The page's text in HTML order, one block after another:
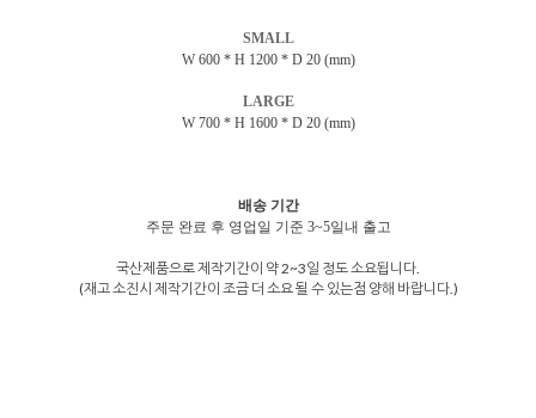
SMALL
W 600 * H 1200 * D 20 (mm)
LARGE
W 700 * H 1600 * D 20 (mm)
배송 기간
주문 완료 후 영업일 기준 3~5일내 출고
국산제품으로 제작기간이 약 2~3일 정도 소요됩니다.
(재고 소진시 제작기간이 조금 더 소요 될 수 있는점 양해 바랍니다.)